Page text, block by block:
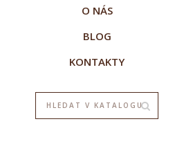
O NÁS
BLOG
KONTAKTY